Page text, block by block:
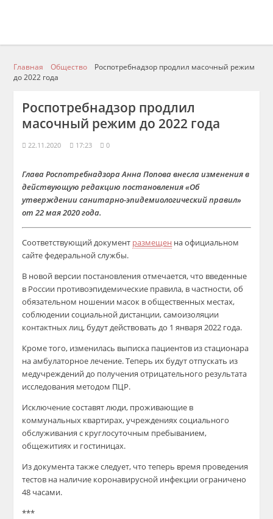
Главная Общество
Роспотребнадзор продлил масочный режим
до 2022 года
Роспотребнадзор продлил
масочный режим до 2022 года
22.11.2020 17:23 0
Глава Роспотребнадзора Анна Попова внесла изменения в
действующую редакцию постановления «Об
утверждении санитарно-эпидемиологический правил»
от 22 мая 2020 года.
Соответствующий документ размещен на официальном
сайте федеральной службы.
В новой версии постановления отмечается, что введенные
в России противоэпидемические правила, в частности, об
обязательном ношении масок в общественных местах,
соблюдении социальной дистанции, самоизоляции
контактных лиц, будут действовать до 1 января 2022 года.
Кроме того, изменилась выписка пациентов из стационара
на амбулаторное лечение. Теперь их будут отпускать из
медучреждений до получения отрицательного результата
исследования методом ПЦР.
Исключение составят люди, проживающие в
коммунальных квартирах, учреждениях социального
обслуживания с круглосуточным пребыванием,
общежитиях и гостиницах.
Из документа также следует, что теперь время проведения
тестов на наличие коронавирусной инфекции ограничено
48 часами.
***